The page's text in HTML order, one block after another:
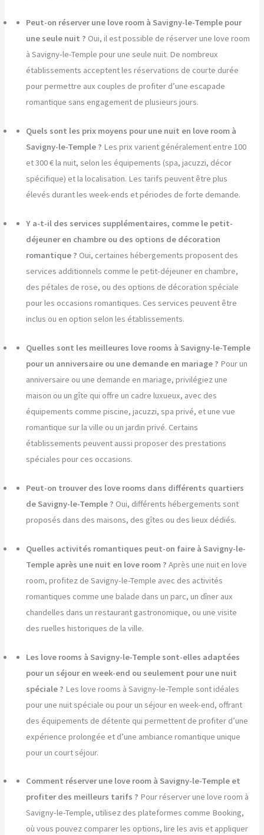
Peut-on réserver une love room à Savigny-le-Temple pour
une seule nuit ? Oui, il est possible de réserver une love room
à Savigny-le-Temple pour une seule nuit. De nombreux
établissements acceptent les réservations de courte durée
pour permettre aux couples de profiter d’une escapade
romantique sans engagement de plusieurs jours.
Quels sont les prix moyens pour une nuit en love room à
Savigny-le-Temple ? Les prix varient généralement entre 100
et 300 € la nuit, selon les équipements (spa, jacuzzi, décor
spécifique) et la localisation. Les tarifs peuvent être plus
élevés durant les week-ends et périodes de forte demande.
Y a-t-il des services supplémentaires, comme le petit-
déjeuner en chambre ou des options de décoration
romantique ? Oui, certaines hébergements proposent des
services additionnels comme le petit-déjeuner en chambre,
des pétales de rose, ou des options de décoration spéciale
pour les occasions romantiques. Ces services peuvent être
inclus ou en option selon les établissements.
Quelles sont les meilleures love rooms à Savigny-le-Temple
pour un anniversaire ou une demande en mariage ? Pour un
anniversaire ou une demande en mariage, privilégiez une
maison ou un gîte qui offre un cadre luxueux, avec des
équipements comme piscine, jacuzzi, spa privé, et une vue
romantique sur la ville ou un jardin privé. Certains
établissements peuvent aussi proposer des prestations
spéciales pour ces occasions.
Peut-on trouver des love rooms dans différents quartiers
de Savigny-le-Temple ? Oui, différents hébergements sont
proposés dans des maisons, des gîtes ou des lieux dédiés.
Quelles activités romantiques peut-on faire à Savigny-le-
Temple après une nuit en love room ? Après une nuit en love
room, profitez de Savigny-le-Temple avec des activités
romantiques comme une balade dans un parc, un dîner aux
chandelles dans un restaurant gastronomique, ou une visite
des ruelles historiques de la ville.
Les love rooms à Savigny-le-Temple sont-elles adaptées
pour un séjour en week-end ou seulement pour une nuit
spéciale ? Les love rooms à Savigny-le-Temple sont idéales
pour une nuit spéciale ou pour un séjour en week-end, offrant
des équipements de détente qui permettent de profiter d’une
expérience prolongée et d’une ambiance romantique unique
pour un court séjour.
Comment réserver une love room à Savigny-le-Temple et
profiter des meilleurs tarifs ? Pour réserver une love room à
Savigny-le-Temple, utilisez des plateformes comme Booking,
où vous pouvez comparer les options, lire les avis et appliquer